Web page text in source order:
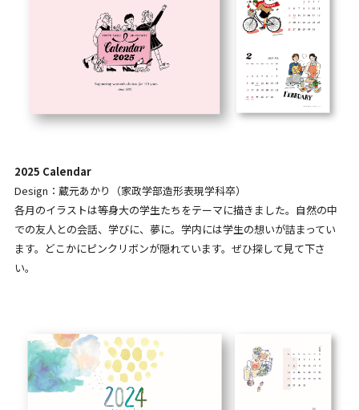
2025 Calendar
Design：蔵元あかり（家政学部造形表現学科卒）
各月のイラストは等身大の学生たちをテーマに描きました。自然の中
での友人との会話、学びに、夢に。学内には学生の想いが詰まってい
ます。どこかにピンクリボンが隠れています。ぜひ探して見て下さ
い。